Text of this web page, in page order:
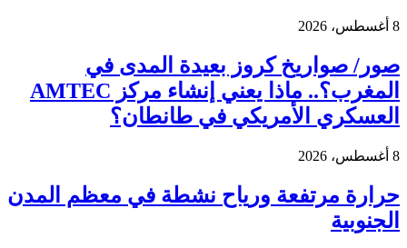
8 أغسطس، 2026
صور/ صواريخ كروز بعيدة المدى في
المغرب؟.. ماذا يعني إنشاء مركز AMTEC
العسكري الأمريكي في طانطان؟
8 أغسطس، 2026
حرارة مرتفعة ورياح نشطة في معظم المدن
الجنوبية